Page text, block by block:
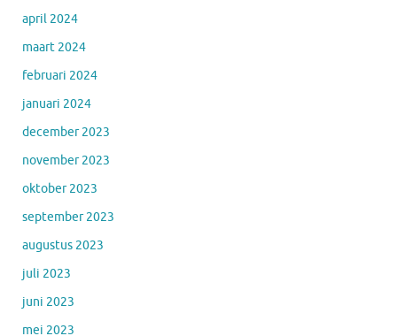
april 2024
maart 2024
februari 2024
januari 2024
december 2023
november 2023
oktober 2023
september 2023
augustus 2023
juli 2023
juni 2023
mei 2023